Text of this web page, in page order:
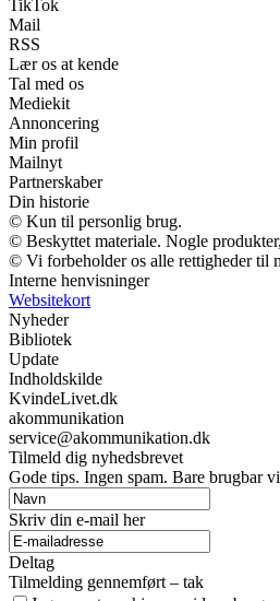
TikTok
Mail
RSS
Lær os at kende
Tal med os
Mediekit
Annoncering
Min profil
Mailnyt
Partnerskaber
Din historie
© Kun til personlig brug.
© Beskyttet materiale. Nogle
© Vi forbeholder os alle rettigheder til
Interne henvisninger
Websitekort
Nyheder
Bibliotek
Update
Indholdskilde
KvindeLivet.dk
akommunikation
service@akommunikation.dk
Tilmeld dig nyhedsbrevet
Gode tips. Ingen spam. Bare brugbar
Skriv din e-mail her
Deltag
Tilmelding gennemført – tak